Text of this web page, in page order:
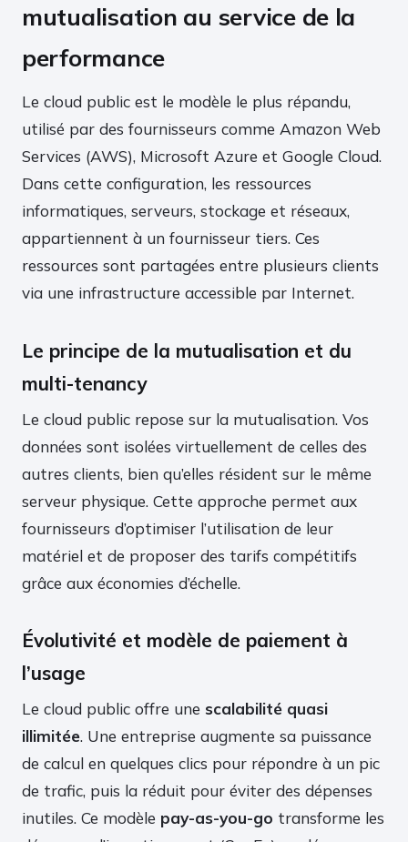
mutualisation au service de la
performance
Le cloud public est le modèle le plus répandu,
utilisé par des fournisseurs comme Amazon Web
Services (AWS), Microsoft Azure et Google Cloud.
Dans cette configuration, les ressources
informatiques, serveurs, stockage et réseaux,
appartiennent à un fournisseur tiers. Ces
ressources sont partagées entre plusieurs clients
via une infrastructure accessible par Internet.
Le principe de la mutualisation et du
multi-tenancy
Le cloud public repose sur la mutualisation. Vos
données sont isolées virtuellement de celles des
autres clients, bien qu’elles résident sur le même
serveur physique. Cette approche permet aux
fournisseurs d’optimiser l’utilisation de leur
matériel et de proposer des tarifs compétitifs
grâce aux économies d’échelle.
Évolutivité et modèle de paiement à
l’usage
Le cloud public offre une scalabilité quasi
illimitée. Une entreprise augmente sa puissance
de calcul en quelques clics pour répondre à un pic
de trafic, puis la réduit pour éviter des dépenses
inutiles. Ce modèle pay-as-you-go transforme les